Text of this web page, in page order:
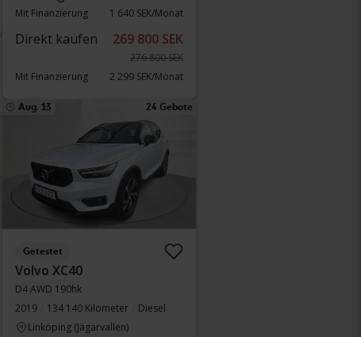
Mit Finanzierung 1 640 SEK/Monat
Direkt kaufen 269 800 SEK
276 800 SEK
Mit Finanzierung
2 299 SEK/Monat
Aug. 13 24 Gebote
Getestet
Volvo XC40
D4 AWD 190hk
2019
134 140 Kilometer
Diesel
Linköping (Jägarvallen)